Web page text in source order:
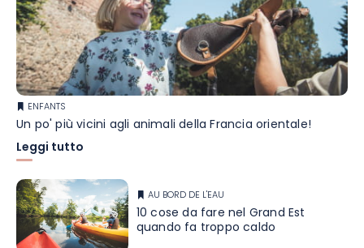
ENFANTS
Un po' più vicini agli animali della Francia orientale!
Leggi tutto
AU BORD DE L'EAU
10 cose da fare nel Grand Est
quando fa troppo caldo